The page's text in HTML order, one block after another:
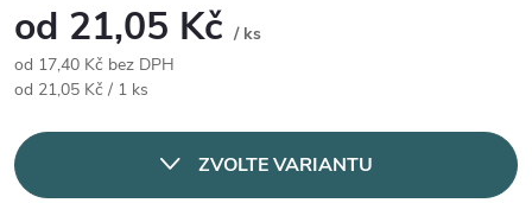
od 21,05 Kč / ks
od 17,40 Kč bez DPH
Měrná cena:
od 21,05 Kč / 1 ks
ZVOLTE VARIANTU